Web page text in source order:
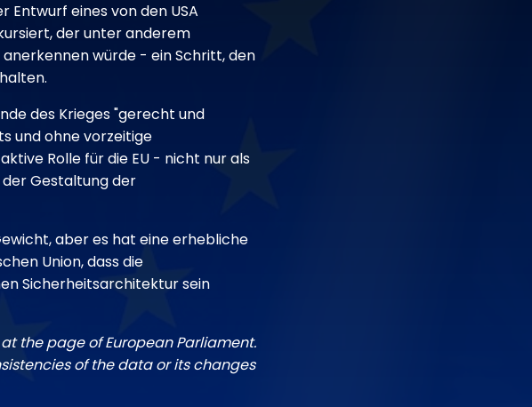
Entwurf eines von den USA
der unter anderem
anerkennen würde - ein Schritt, den
des Krieges "gerecht und
und ohne vorzeitige
Rolle für die EU - nicht nur als
Gestaltung der
aber es hat eine erhebliche
Union, dass die
Sicherheitsarchitektur sein
the page of European Parliament.
of the data or its changes